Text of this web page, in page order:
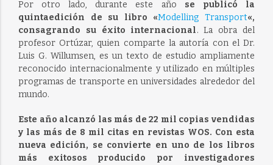
Por otro lado, durante este año se publicó la
quintaedición de su libro «Modelling Transport«,
consagrando su éxito internacional. La obra del
profesor Ortúzar, quien comparte la autoría con el Dr.
Luis G. Willumsen, es un texto de estudio ampliamente
reconocido internacionalmente y utilizado en múltiples
programas de transporte en universidades alrededor del
mundo.
Este año alcanzó las más de 22 mil copias vendidas
y las más de 8 mil citas en revistas WOS. Con esta
nueva edición, se convierte en uno de los libros
más exitosos producido por investigadores